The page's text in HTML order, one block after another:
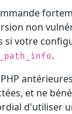
non
si votre
.
et ne
d'utiliser